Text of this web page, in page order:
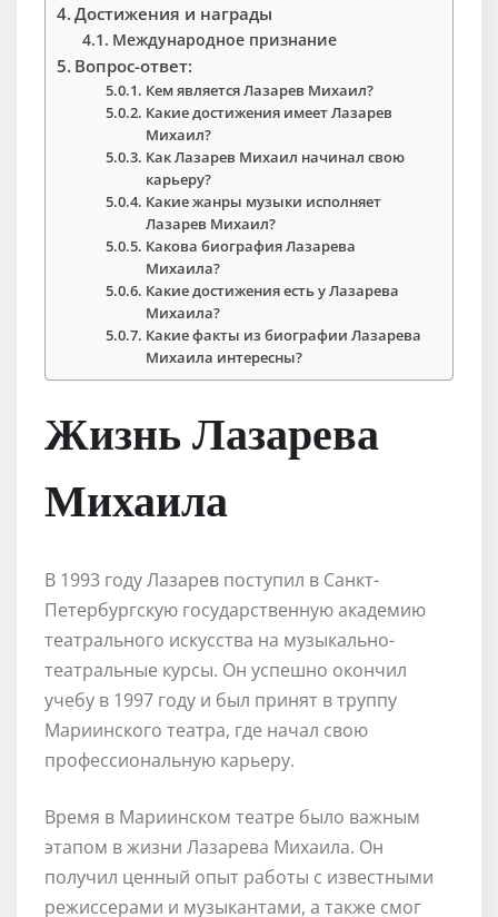
Достижения и награды
Международное признание
Вопрос-ответ:
Кем является Лазарев Михаил?
Какие достижения имеет Лазарев
Михаил?
Как Лазарев Михаил начинал свою
карьеру?
Какие жанры музыки исполняет
Лазарев Михаил?
Какова биография Лазарева
Михаила?
Какие достижения есть у Лазарева
Михаила?
Какие факты из биографии Лазарева
Михаила интересны?
Жизнь Лазарева
Михаила
В 1993 году Лазарев поступил в Санкт-
Петербургскую государственную академию
театрального искусства на музыкально-
театральные курсы. Он успешно окончил
учебу в 1997 году и был принят в труппу
Мариинского театра, где начал свою
профессиональную карьеру.
Время в Мариинском театре было важным
этапом в жизни Лазарева Михаила. Он
получил ценный опыт работы с известными
режиссерами и музыкантами, а также смог